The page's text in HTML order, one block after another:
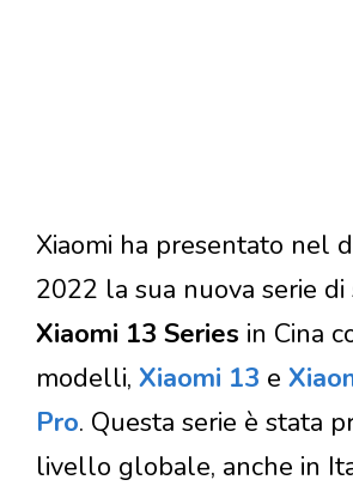
Xiaomi ha presentato nel
2022 la sua nuova serie
Xiaomi 13 Series in Cina
modelli, Xiaomi 13 e
Pro. Questa serie è stata
livello globale, anche in